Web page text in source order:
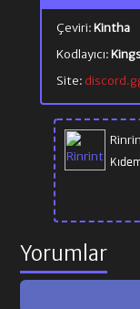
Çeviri:Kintha
Kodlayıcı:
Site:
Yorumlar